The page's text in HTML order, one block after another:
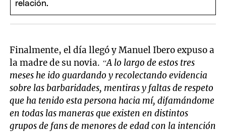
Finalmente, el día llegó y Manuel Ibero expuso a
la madre de su novia. “A lo largo de estos tres
meses he ido guardando y recolectando evidencia
sobre las barbaridades, mentiras y faltas de respeto
que ha tenido esta persona hacia mí, difamándome
en todas las maneras que existen en distintos
grupos de fans de menores de edad con la intención